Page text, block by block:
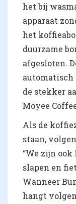
het bij
apparaat
het
duurzame
afgesloten.
automatisch
de stekker
Moyee
Als de
staan,
“We zijn
slapen en
Wanneer
hangt